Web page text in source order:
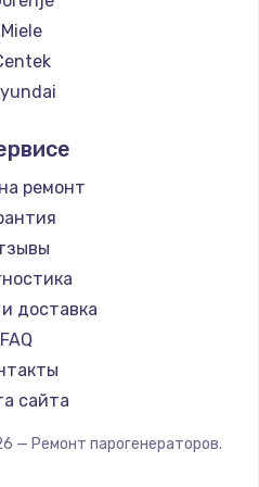
руб.
руб.
/ демонтаж
руб.
Miele
Silter
Beko
solution
ремонт
доставка
FAQ
сайта
— Ремонт парогенераторов.